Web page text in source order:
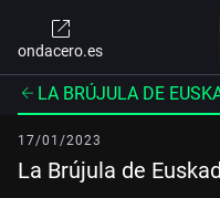
ondacero.es
LA BRÚJULA DE
17/01/2023
La Brújula de